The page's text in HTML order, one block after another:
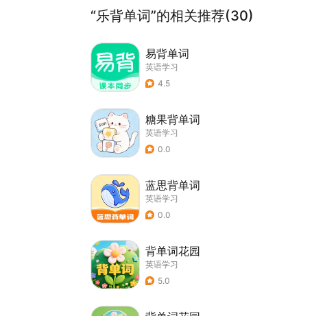
“乐背单词”的相关推荐(30)
易背单词
英语学习
4.5
糖果背单词
英语学习
0.0
蓝思背单词
英语学习
0.0
背单词花园
英语学习
5.0